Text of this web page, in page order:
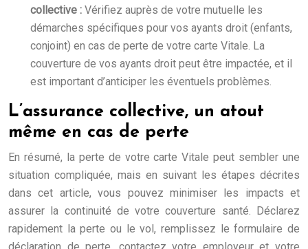
collective : Vérifiez auprès de votre mutuelle les
démarches spécifiques pour vos ayants droit (enfants,
conjoint) en cas de perte de votre carte Vitale. La
couverture de vos ayants droit peut être impactée, et il
est important d’anticiper les éventuels problèmes.
L’assurance collective, un atout
même en cas de perte
En résumé, la perte de votre carte Vitale peut sembler une
situation compliquée, mais en suivant les étapes décrites
dans cet article, vous pouvez minimiser les impacts et
assurer la continuité de votre couverture santé. Déclarez
rapidement la perte ou le vol, remplissez le formulaire de